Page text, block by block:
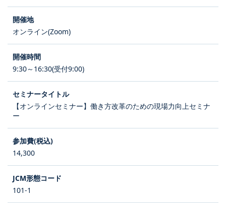
オンライン(Zoom)
9:30～16:30(受付9:00)
【オンラインセミナー】働き方改革のための現場力向上セミナ
ー
14,300
101-1